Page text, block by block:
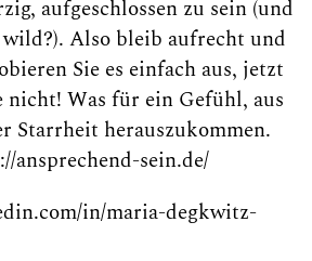
aufgeschlossen zu sein (und
Also bleib aufrecht und
Sie es einfach aus, jetzt
nicht! Was für ein Gefühl, aus
Starrheit herauszukommen.
ansprechend-sein.de/
in/maria-degkwitz-